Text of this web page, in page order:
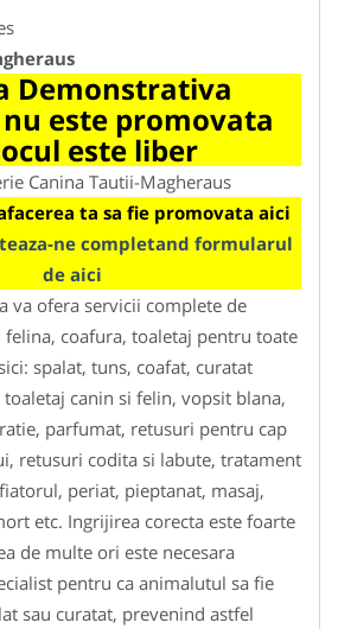
Demonstrativa
este promovata
este liber
Canina Tautii-Magheraus
ta sa fie promovata aici
ne completand formularul
de aici
va ofera servicii complete de
felina, coafura, toaletaj pentru toate
spalat, tuns, coafat, curatat
canin si felin, vopsit blana,
parfumat, retusuri pentru cap
retusuri codita si labute, tratament
periat, pieptanat, masaj,
etc. Ingrijirea corecta este foarte
de multe ori este necesara
pentru ca animalutul sa fie
sau curatat, prevenind astfel